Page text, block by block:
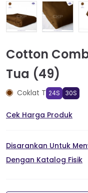
Cotton
Tua (49)
Coklat T 24S 30S
Cek Harga Produk
Disarankan Untuk
Dengan Katalog Fisik